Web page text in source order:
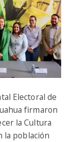
Electoral de
firmaron
la Cultura
la población